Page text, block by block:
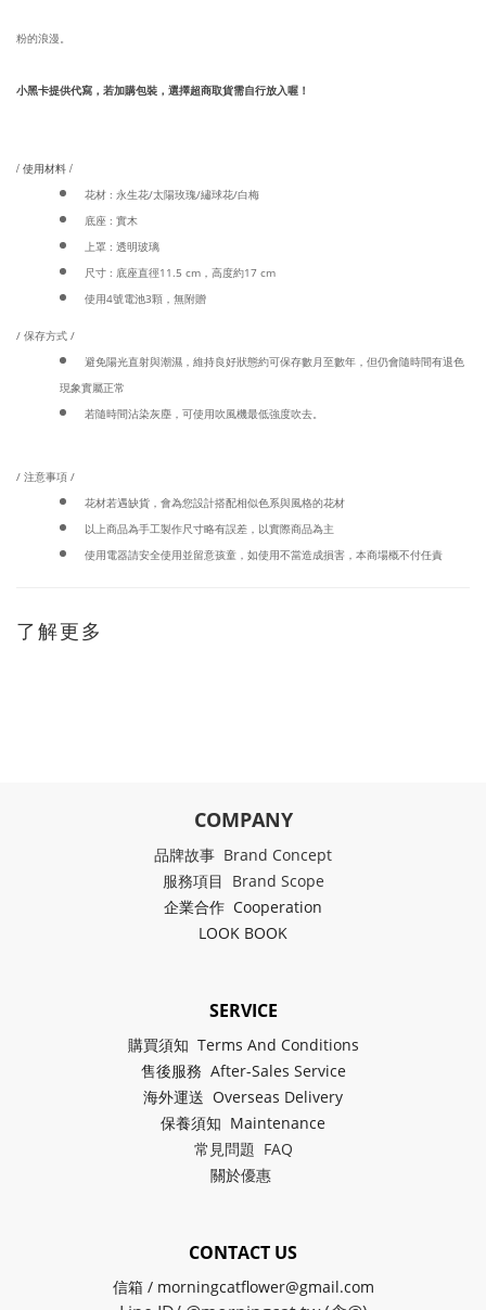
粉的浪漫。
小黑卡提供代寫，若加購包裝，選擇超商取貨需自行放入喔！
/ 使用材料 /
花材 : 永生花/太陽玫瑰/繡球花/白梅
底座 : 實木
上罩 : 透明玻璃
尺寸 : 底座直徑11.5 cm，高度約17 cm
使用4號電池3顆，無附贈
/ 保存方式 /
避免陽光直射與潮濕，維持良好狀態約可保存數月至數年，但仍會隨時間有退色
現象實屬正常
若隨時間沾染灰塵，可使用吹風機最低強度吹去。
/ 注意事項 /
花材若遇缺貨，會為您設計搭配相似色系與風格的花材
以上商品為手工製作尺寸略有誤差，以實際商品為主
使用電器請安全使用並留意孩童，如使用不當造成損害，本商場概不付任責
了解更多
COMPANY
品牌故事 Brand Concept
服務項目 Brand Scope
企業合作 Cooperation
LOOK BOOK
SERVICE
購買須知 Terms And Conditions
售後服務 After-Sales Service
海外運送 Overseas Delivery
保養須知 Maintenance
常見問題 FAQ
關於優惠
CONTACT US
信箱 / morningcatflower@gmail.com